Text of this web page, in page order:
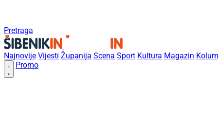
Pretraga
Najnovije Vijesti Županija Scena Sport Kultura Magazin
Promo